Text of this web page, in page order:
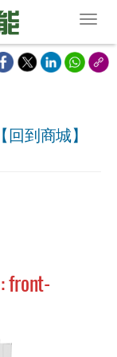
【回到商城】
front-